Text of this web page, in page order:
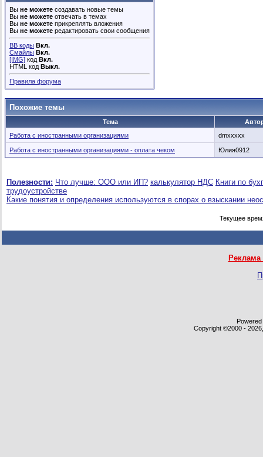
Вы не можете создавать новые темы
Вы не можете отвечать в темах
Вы не можете прикреплять вложения
Вы не можете редактировать свои сообщения
BB коды Вкл.
Смайлы Вкл.
[IMG] код Вкл.
HTML код Выкл.
Правила форума
Похожие темы
Тема
Работа с иностранными организациями
dmxxxxx
Работа с иностранными организациями - оплата чеком Юлия0912
Полезности: Что лучше: ООО или ИП? калькулятор НДС Книги по
трудоустройстве
Какие понятия и определения используются в спорах о взыскании
Текущее
Copyright ©2000 -